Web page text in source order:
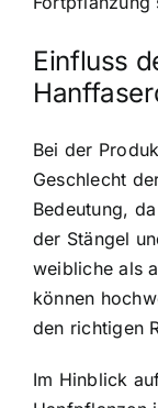
Einfluss
Bei der
Geschlecht
Bedeutung,
der Stängel
weibliche als
können
den richtigen
Im Hinblick